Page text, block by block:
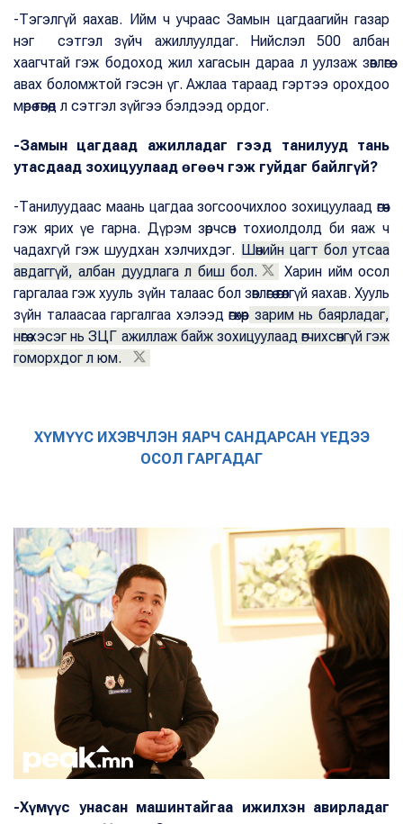
-Тэгэлгүй яахав. Ийм ч учраас Замын цагдаагийн газар
нэг сэтгэл зүйч ажиллуулдаг. Нийслэл 500 албан
хаагчтай гэж бодоход жил хагасын дараа л уулзаж зөвлөгөө
авах боломжтой гэсэн үг. Ажлаа тараад гэртээ орохдоо
мөрөө гөвөөд л сэтгэл зүйгээ бэлдээд ордог.
-Замын цагдаад ажилладаг гээд танилууд тань
утасдаад зохицуулаад өгөөч гэж гуйдаг байлгүй?
-Танилуудаас маань цагдаа зогсоочихлоо зохицуулаад өгөөч
гэж ярих үе гарна. Дүрэм зөрчсөн тохиолдолд би яаж ч
чадахгүй гэж шуудхан хэлчихдэг. Шөнийн цагт бол утсаа
авдаггүй, албан дуудлага л биш бол.
Харин ийм осол
гаргалаа гэж хууль зүйн талаас бол зөвлөгөө өгөлгүй яахав. Хууль
зүйн талаасаа гаргалгаа хэлээд өгөхөөр зарим нь баярладаг,
нөгөө хэсэг нь ЗЦГ ажиллаж байж зохицуулаад өгчихсөнгүй гэж
гоморхдог л юм.
ХҮМҮҮС ИХЭВЧЛЭН ЯАРЧ САНДАРСАН ҮЕДЭЭ
ОСОЛ ГАРГАДАГ
-Хүмүүс унасан машинтайгаа ижилхэн авирладаг